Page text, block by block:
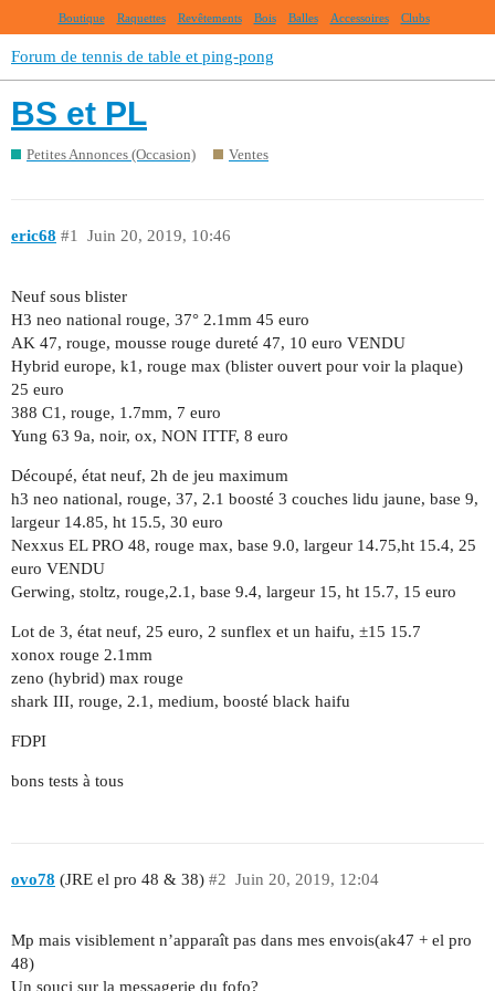
Boutique Raquettes Revêtements Bois Balles Accessoires Clubs
Forum de tennis de table et ping-pong
BS et PL
Petites Annonces (Occasion) Ventes
eric68 Juin 20, 2019, 10:46
#1
Neuf sous blister
H3 neo national rouge, 37° 2.1mm 45 euro
AK 47, rouge, mousse rouge dureté 47, 10 euro VENDU
Hybrid europe, k1, rouge max (blister ouvert pour voir la plaque)
25 euro
388 C1, rouge, 1.7mm, 7 euro
Yung 63 9a, noir, ox, NON ITTF, 8 euro
Découpé, état neuf, 2h de jeu maximum
h3 neo national, rouge, 37, 2.1 boosté 3 couches lidu jaune, base 9,
largeur 14.85, ht 15.5, 30 euro
Nexxus EL PRO 48, rouge max, base 9.0, largeur 14.75,ht 15.4, 25
euro VENDU
Gerwing, stoltz, rouge,2.1, base 9.4, largeur 15, ht 15.7, 15 euro
Lot de 3, état neuf, 25 euro, 2 sunflex et un haifu, ±15 15.7
xonox rouge 2.1mm
zeno (hybrid) max rouge
shark III, rouge, 2.1, medium, boosté black haifu
FDPI
bons tests à tous
ovo78 (JRE el pro 48 & 38) Juin 20, 2019, 12:04
#2
Mp mais visiblement n’apparaît pas dans mes envois(ak47 + el pro
48)
Un souci sur la messagerie du fofo?